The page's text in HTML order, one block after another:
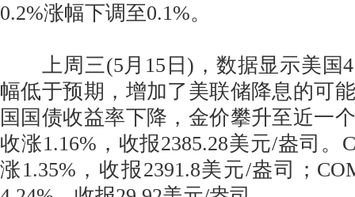
0.2%涨幅下调至0.1%。
上周三(5月15日)，数据显示美国4
幅低于预期，增加了美联储降息的可
国国债收益率下降，金价攀升至近一
收涨1.16%，收报2385.28美元/盎司。
涨1.35%，收报2391.8美元/盎司；